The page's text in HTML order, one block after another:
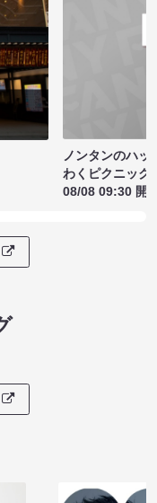
ノンタンのハッ
わくピクニック
08/08 09:30 開